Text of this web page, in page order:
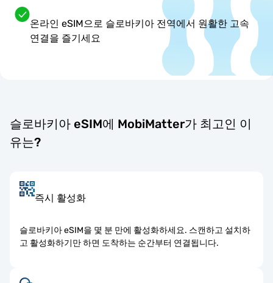
온라인 eSIM으로 슬로바키아 전역에서 원활한 고속
연결을 즐기세요
슬로바키아 eSIM에 MobiMatter가 최고인 이
유는?
즉시 활성화
슬로바키아 eSIM을 몇 분 만에 활성화하세요. 스캔하고 설치하
고 활성화하기만 하면 도착하는 순간부터 연결됩니다.